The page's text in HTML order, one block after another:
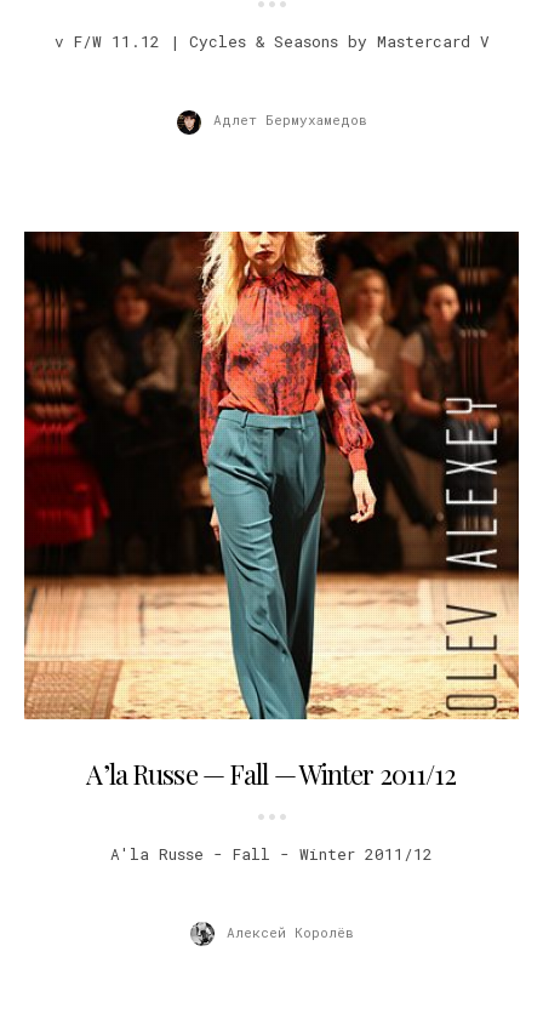
v F/W 11.12 | Cycles & Seasons by Mastercard V
Адлет Бермухамедов
A’la Russe — Fall — Winter 2011/12
A'la Russe - Fall - Winter 2011/12
Алексей Королёв